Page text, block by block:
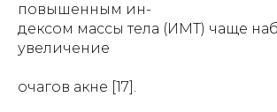
повышенным ин-
дексом массы тела (ИМТ) чаще
увеличение
очагов акне [17].